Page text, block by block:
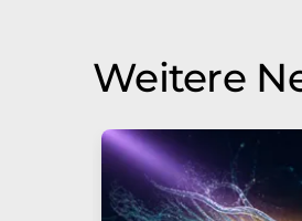
Weitere